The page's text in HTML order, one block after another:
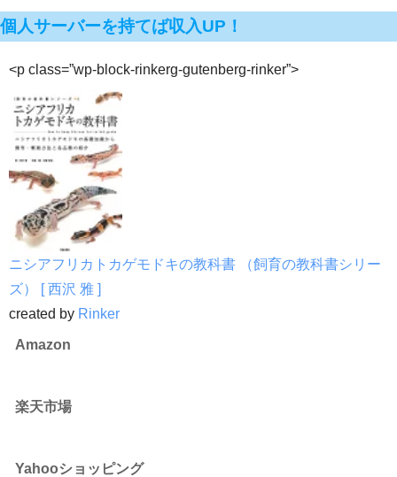
個人サーバーを持てば収入UP！
<p class=”wp-block-rinkerg-gutenberg-rinker”>
ニシアフリカトカゲモドキの教科書 （飼育の教科書シリー
ズ） [ 西沢 雅 ]
created by Rinker
Amazon
楽天市場
Yahooショッピング